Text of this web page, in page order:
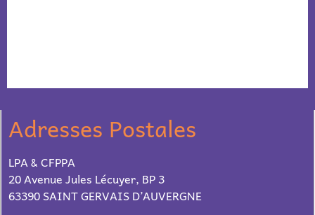
Adresses Postales
LPA & CFPPA
20 Avenue Jules Lécuyer, BP 3
63390 SAINT GERVAIS D’AUVERGNE